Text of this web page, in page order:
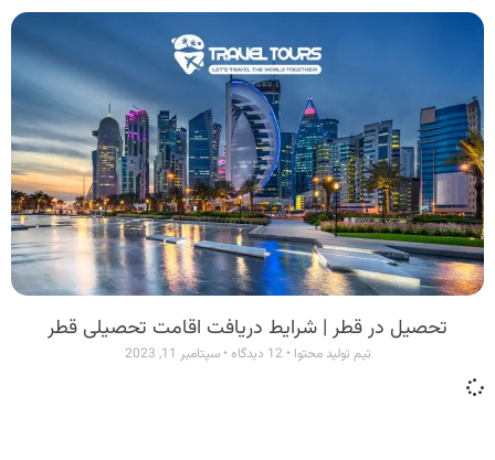
تحصیل در قطر | شرایط دریافت اقامت تحصیلی قطر
تیم تولید محتوا سپتامبر 11, 2023